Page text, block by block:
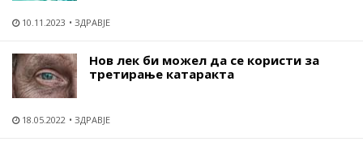
10.11.2023 ЗДРАВЈЕ
Нов лек би можел да се користи за
третирање катаракта
18.05.2022 ЗДРАВЈЕ